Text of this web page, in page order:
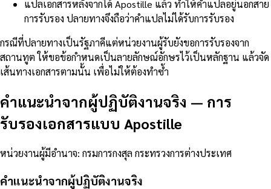
แปลเอกสารหลังจากได้ Apostille แล้ว ทำให้คำแปลอยู่นอกสาย
การรับรอง ปลายทางจึงถือว่าคำแปลไม่ได้รับการรับรอง
กรณีที่ปลายทางเป็นรัฐภาคีแต่หน่วยงานผู้รับยังขอการรับรองจาก
สถานทูต ให้ขอข้อกำหนดเป็นลายลักษณ์อักษรไว้เป็นหลักฐาน แล้วจัด
เส้นทางเอกสารตามนั้น เพื่อไม่ให้ต้องทำซ้ำ
คำแนะนำจากผู้ปฏิบัติงานจริง — การ
รับรองเอกสารแบบ Apostille
หน่วยงานผู้มีอำนาจ: กรมการกงสุล กระทรวงการต่างประเทศ
คำแนะนำจากผู้ปฏิบัติงานจริง